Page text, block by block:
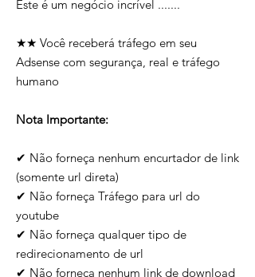
Este é um negócio incrível .......
★★ Você receberá tráfego em seu
Adsense com segurança, real e tráfego
humano
Nota Importante:
✔ Não forneça nenhum encurtador de link
(somente url direta)
✔ Não forneça Tráfego para url do
youtube
✔ Não forneça qualquer tipo de
redirecionamento de url
✔ Não forneça nenhum link de download